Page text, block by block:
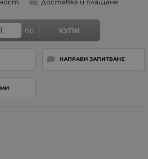
бр. КУПИ
НАПРАВИ ЗАПИТВАНЕ